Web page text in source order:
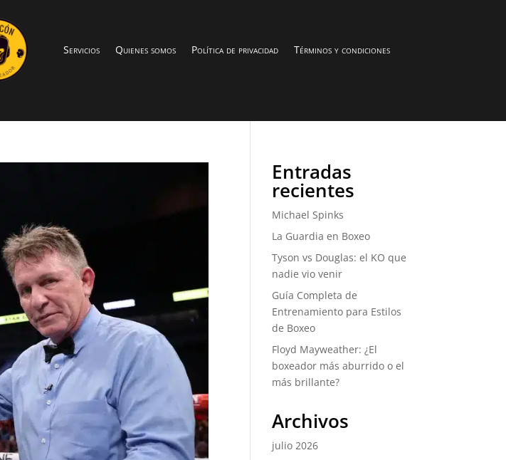
Servicios Quienes somos Política de privacidad Términos y condiciones
Entradas
recientes
Michael Spinks
La Guardia en Boxeo
Tyson vs Douglas: el KO que
nadie vio venir
Guía Completa de
Entrenamiento para Estilos
de Boxeo
Floyd Mayweather: ¿El
boxeador más aburrido o el
más brillante?
Archivos
julio 2026